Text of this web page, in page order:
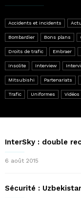
Accidents et incidents
Bombardier Bons plans
Droits de trafic Embraer
Insolite Interview
Mitsubishi Partenariats
Trafic Uniformes Vidéos
InterSky : double
6 août 2015
Sécurité :